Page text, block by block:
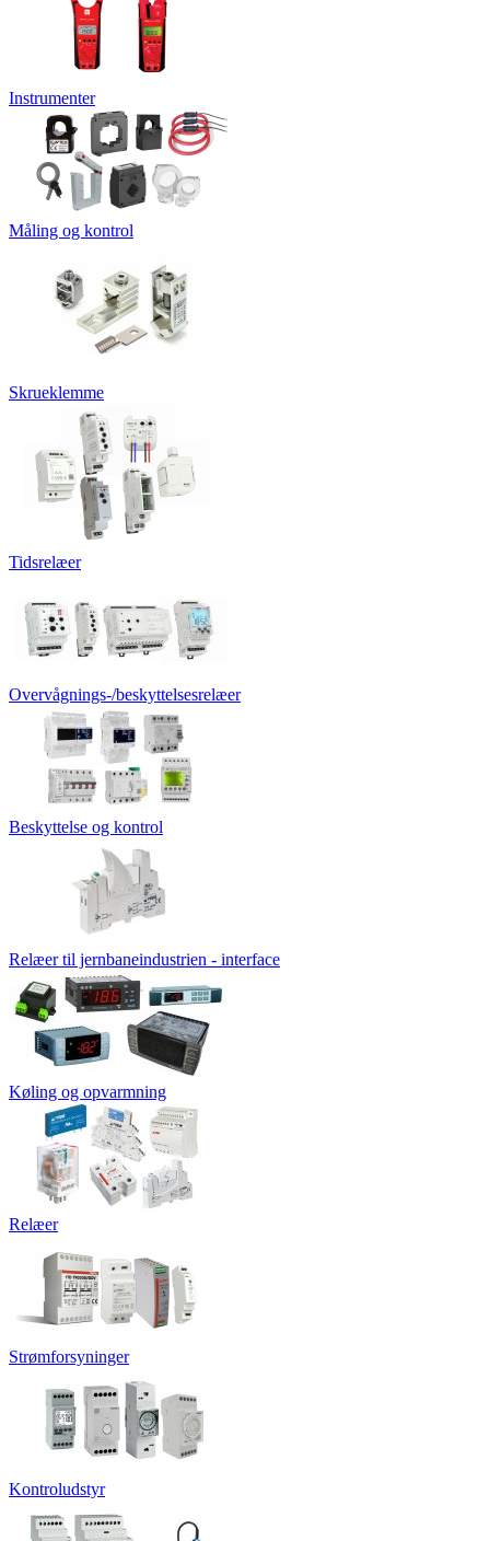
Instrumenter
Måling og kontrol
Skrueklemme
Tidsrelæer
Overvågnings-/beskyttelsesrelæer
Beskyttelse og kontrol
Relæer til jernbaneindustrien - interface
Køling og opvarmning
Relæer
Strømforsyninger
Kontroludstyr